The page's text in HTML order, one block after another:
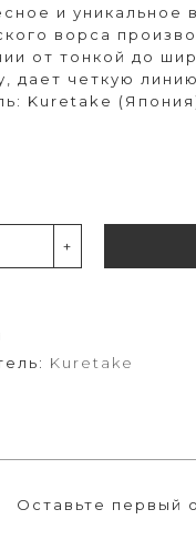
и уникальное
ворса
от тонкой до
дает четкую
Kuretake (Япония)
+
Kuretake
Оставьте первый